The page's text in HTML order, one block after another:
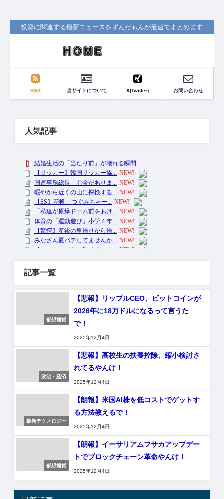
投資に関連する最新ニュースをずんだもんが最速でまとめます
RSS 当サイトについて X(Twitter) お問い合わせ
人気記事
記事一覧
仮想通貨
【悲報】リップルCEO、ビットコインが
2026年に18万ドルになるって言うた
で！
2025年12月4日
政治・経済
【悲報】高校生の扶養控除、縮小検討さ
れてるやんけ！
2025年12月4日
最新テクノロジー
【朗報】米国AI株を低コストでゲットす
る方法教えるで！
2025年12月4日
仮想通貨
【朗報】イーサリアムフサカアップデー
トでブロックチェーン革命やんけ！
2025年12月4日